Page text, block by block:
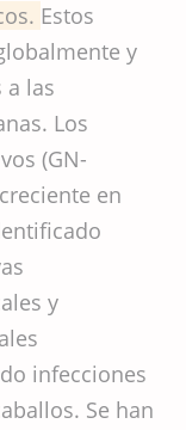
Estos
y
las
Los
(GN-
en
y
infecciones
Se han